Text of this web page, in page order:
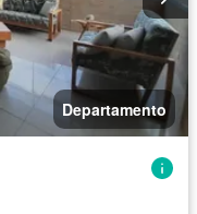
Departamento